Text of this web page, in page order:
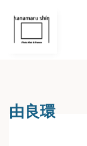
由良環